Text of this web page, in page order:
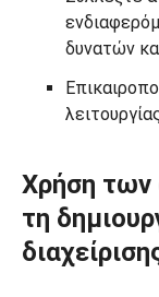
δυνατών
Χρήση των
τη